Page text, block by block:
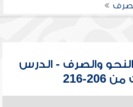
والصرف - الدرس
216